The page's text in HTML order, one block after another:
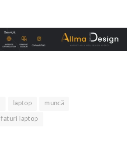
laptop muncă
laptop